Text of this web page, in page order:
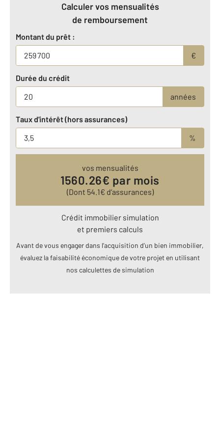
Calculer vos mensualités
de remboursement
Montant du prêt :
€
Durée du crédit
années
Taux d'intérêt (hors assurances)
%
vos mensualités
1560.26€ par mois
(Dont 54.1€ d’assurances)
Crédit immobilier simulation
et premiers calculs
Avant de vous engager dans l’acquisition d’un bien immobilier,
évaluez la faisabilité économique de votre projet en utilisant
nos calculettes de simulation